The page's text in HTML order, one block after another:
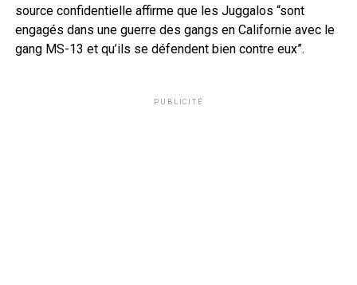
source confidentielle affirme que les Juggalos “sont
engagés dans une guerre des gangs en Californie avec le
gang MS-13 et qu’ils se défendent bien contre eux”.
PUBLICITÉ